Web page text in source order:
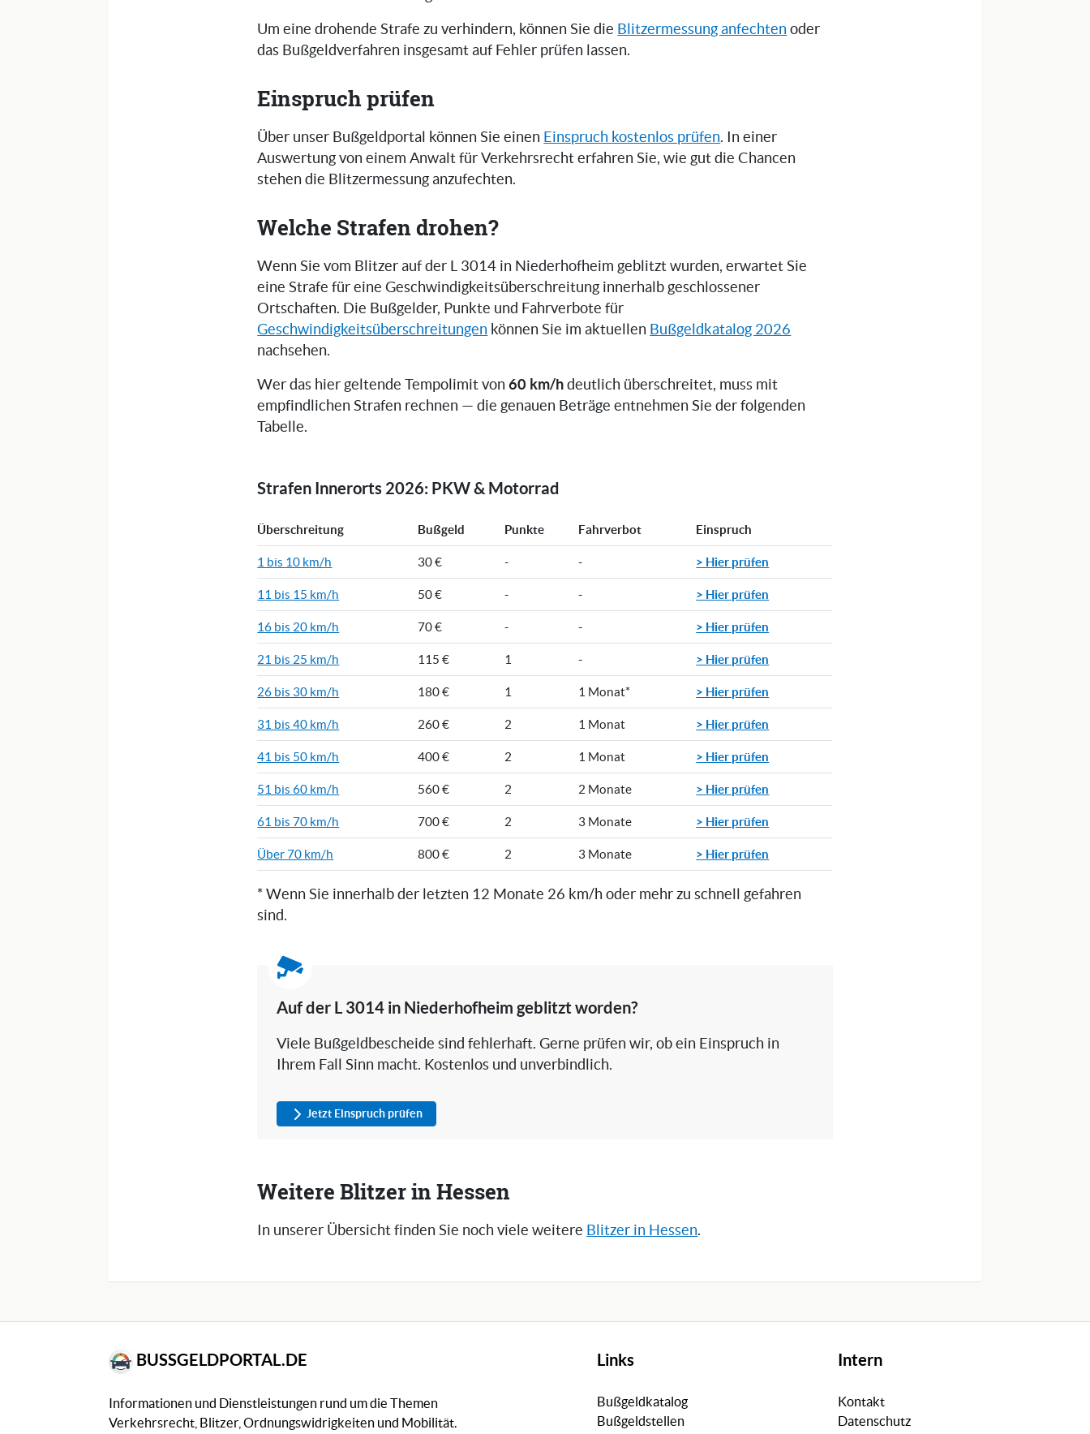
Um eine drohende Strafe zu verhindern, können Sie die Blitzermessung anfechten oder
das Bußgeldverfahren insgesamt auf Fehler prüfen lassen.
Einspruch prüfen
Über unser Bußgeldportal können Sie einen Einspruch kostenlos prüfen. In einer
Auswertung von einem Anwalt für Verkehrsrecht erfahren Sie, wie gut die Chancen
stehen die Blitzermessung anzufechten.
Welche Strafen drohen?
Wenn Sie vom Blitzer auf der L 3014 in Niederhofheim geblitzt wurden, erwartet Sie
eine Strafe für eine Geschwindigkeitsüberschreitung innerhalb geschlossener
Ortschaften. Die Bußgelder, Punkte und Fahrverbote für
Geschwindigkeitsüberschreitungen können Sie im aktuellen Bußgeldkatalog 2026
nachsehen.
Wer das hier geltende Tempolimit von60 km/h deutlich überschreitet, muss mit
empfindlichen Strafen rechnen — die genauen Beträge entnehmen Sie der folgenden
Tabelle.
Strafen Innerorts 2026: PKW & Motorrad
Überschreitung Bußgeld Punkte Fahrverbot Einspruch
1 bis 10 km/h 30 € - - > Hier prüfen
11 bis 15 km/h 50 € - - > Hier prüfen
16 bis 20 km/h 70 € - - > Hier prüfen
21 bis 25 km/h 115 € 1 - > Hier prüfen
26 bis 30 km/h 180 € 1 1 Monat* > Hier prüfen
31 bis 40 km/h 260 € 2 1 Monat > Hier prüfen
41 bis 50 km/h 400 € 2 1 Monat > Hier prüfen
51 bis 60 km/h 560 € 2 2 Monate > Hier prüfen
61 bis 70 km/h 700 € 2 3 Monate > Hier prüfen
Über 70 km/h 800 € 2 3 Monate > Hier prüfen
* Wenn Sie innerhalb der letzten 12 Monate 26 km/h oder mehr zu schnell gefahren
sind.
Auf der L 3014 in Niederhofheim geblitzt worden?
Viele Bußgeldbescheide sind fehlerhaft. Gerne prüfen wir, ob ein Einspruch in
Ihrem Fall Sinn macht. Kostenlos und unverbindlich.
Jetzt Einspruch prüfen
Weitere Blitzer in Hessen
In unserer Übersicht finden Sie noch viele weitere Blitzer in Hessen.
BUSSGELDPORTAL.DE
Informationen und Dienstleistungen rund um die Themen
Verkehrsrecht, Blitzer, Ordnungswidrigkeiten und Mobilität.
Links
Bußgeldkatalog
Bußgeldstellen
Intern
Kontakt
Datenschutz